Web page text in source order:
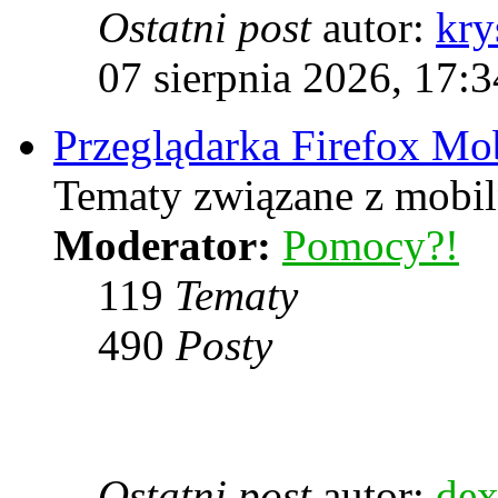
Ostatni postautor:
07 sierpnia 2026,
Przeglądarka Firefox
Tematy związane z
Moderator: Pomocy?!
119 Tematy
490 Posty